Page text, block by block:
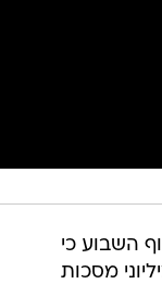
השבוע כי
מסכות